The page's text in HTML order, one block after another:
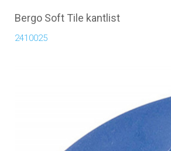
Bergo Soft Tile kantlist
2410025